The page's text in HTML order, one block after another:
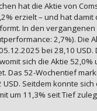
hat die Aktie von
erzielt – und hat
In den vergangenen
2,7%). Die
bei 28,10
sich die Aktie
Das 52-Wochentief
Seitdem konnte
um 11,3% seit Tief